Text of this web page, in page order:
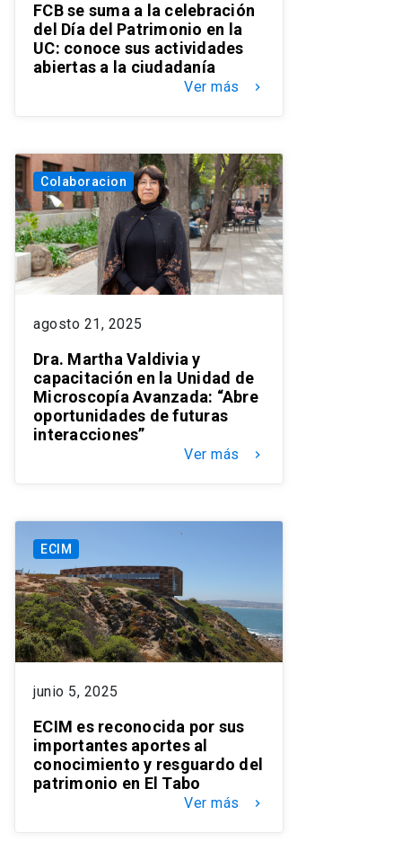
FCB se suma a la celebración
del Día del Patrimonio en la
UC: conoce sus actividades
abiertas a la ciudadanía
Ver más keyboard_arrow_right
Colaboracion
agosto 21, 2025
Dra. Martha Valdivia y
capacitación en la Unidad de
Microscopía Avanzada: “Abre
oportunidades de futuras
interacciones”
Ver más keyboard_arrow_right
ECIM
junio 5, 2025
ECIM es reconocida por sus
importantes aportes al
conocimiento y resguardo del
patrimonio en El Tabo
Ver más keyboard_arrow_right